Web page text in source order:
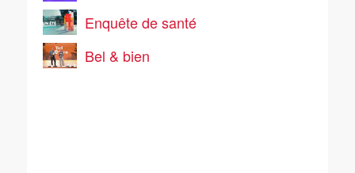
Enquête de santé
Bel & bien